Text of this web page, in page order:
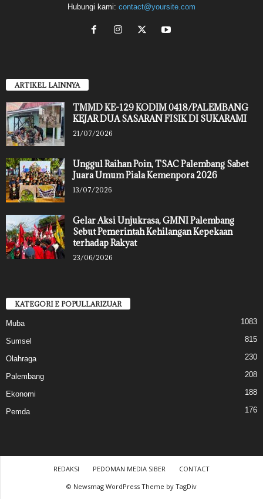
Hubungi kami: contact@yoursite.com
ARTIKEL LAINNYA
TMMD KE-129 KODIM 0418/PALEMBANG
KEJAR DUA SASARAN FISIK DI SUKARAMI
21/07/2026
Unggul Raihan Poin, TSAC Palembang Sabet
Juara Umum Piala Kemenpora 2026
13/07/2026
Gelar Aksi Unjukrasa, GMNI Palembang
Sebut Pemerintah Kehilangan Kepekaan
terhadap Rakyat
23/06/2026
KATEGORI E POPULLARIZUAR
Muba 1083
Sumsel 815
Olahraga 230
Palembang 208
Ekonomi 188
Pemda 176
REDAKSI PEDOMAN MEDIA SIBER
CONTACT
© Newsmag WordPress Theme by TagDiv